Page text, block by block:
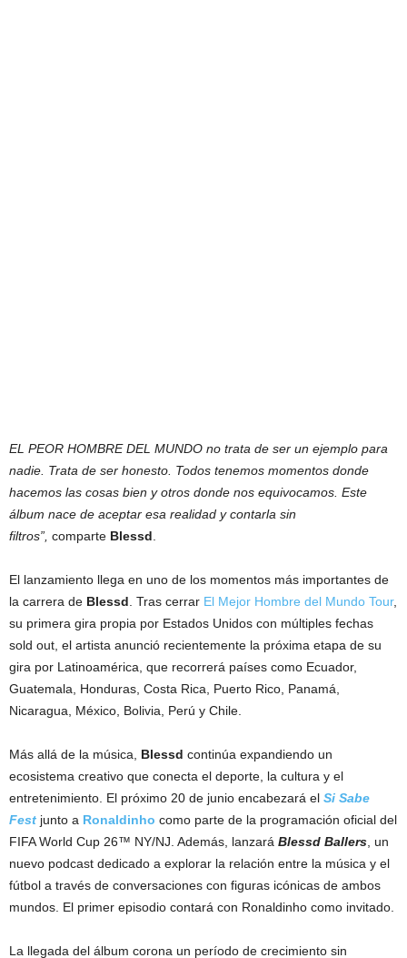
EL PEOR HOMBRE DEL MUNDO no trata de ser un ejemplo para
nadie. Trata de ser honesto. Todos tenemos momentos donde
hacemos las cosas bien y otros donde nos equivocamos. Este
álbum nace de aceptar esa realidad y contarla sin
filtros”, comparte Blessd
El lanzamiento llega en uno de los momentos más importantes de
la carrera de Blessd . Tras cerrar El Mejor Hombre del Mundo Tour,
su primera gira propia por Estados Unidos con múltiples fechas
sold out, el artista anunció recientemente la próxima etapa de su
gira por Latinoamérica, que recorrerá países como Ecuador,
Guatemala, Honduras, Costa Rica, Puerto Rico, Panamá,
Nicaragua, México, Bolivia, Perú y Chile.
Más allá de la música, Blessd continúa expandiendo un
ecosistema creativo que conecta el deporte, la cultura y el
entretenimiento. El próximo 20 de junio encabezará el Si Sabe
Fest junto a Ronaldinho como parte de la programación oficial del
FIFA World Cup 26™ NY/NJ. Además, lanzará Blessd Ballers , un
nuevo podcast dedicado a explorar la relación entre la música y el
fútbol a través de conversaciones con figuras icónicas de ambos
mundos. El primer episodio contará con Ronaldinho como invitado.
La llegada del álbum corona un período de crecimiento sin